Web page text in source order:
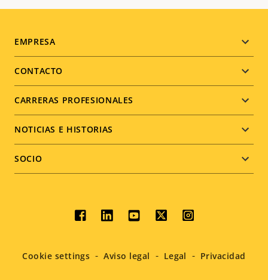
Footer
menu
EMPRESA
CONTACTO
CARRERAS PROFESIONALES
NOTICIAS E HISTORIAS
SOCIO
Social
menu
Cookie settings Aviso legal Legal Privacidad